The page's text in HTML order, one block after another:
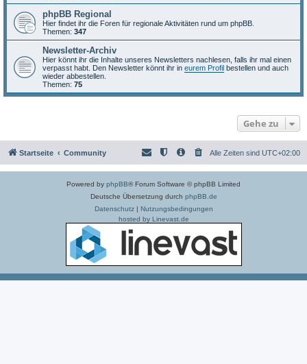
phpBB Regional
Hier findet ihr die Foren für regionale Aktivitäten rund um phpBB.
Themen: 347
Newsletter-Archiv
Hier könnt ihr die Inhalte unseres Newsletters nachlesen, falls ihr mal einen
verpasst habt. Den Newsletter könnt ihr in eurem Profil bestellen und auch
wieder abbestellen.
Themen: 75
Gehe zu
Startseite Community Alle Zeiten sind UTC+02:00
Powered by phpBB® Forum Software © phpBB Limited
Deutsche Übersetzung durch phpBB.de
Datenschutz| Nutzungsbedingungen
hosted by Linevast.de